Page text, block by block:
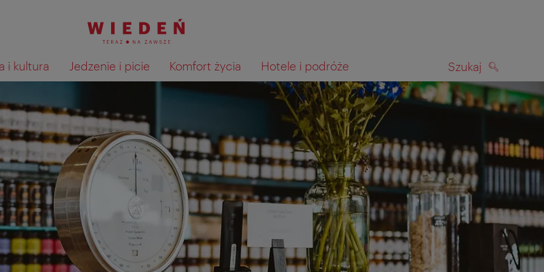
i kultura Jedzenie i picie Komfort życia Hotele i podróże Szukaj
Pokaż na mapie wyniki wyszukiwania SZUKAJ